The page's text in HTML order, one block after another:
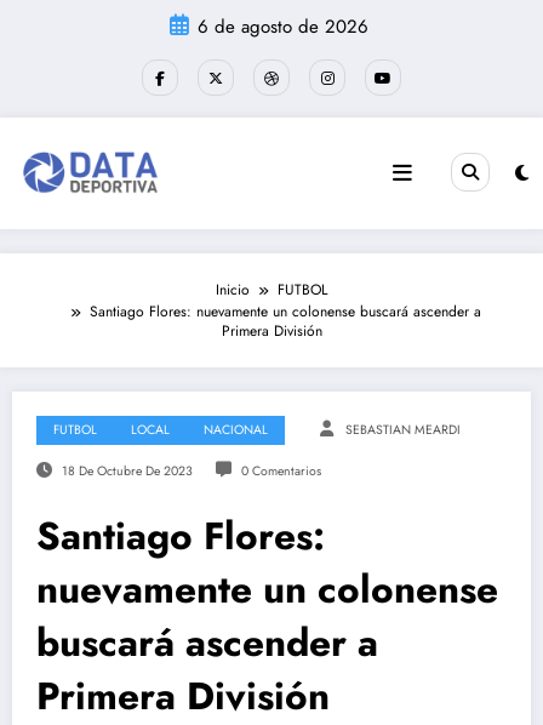
6 de agosto de 2026
Inicio
FUTBOL
Santiago Flores: nuevamente un colonense buscará ascender a
Primera División
FUTBOL LOCAL NACIONAL SEBASTIAN MEARDI
18 De Octubre De 2023 0 Comentarios
Santiago Flores:
nuevamente un colonense
buscará ascender a
Primera División